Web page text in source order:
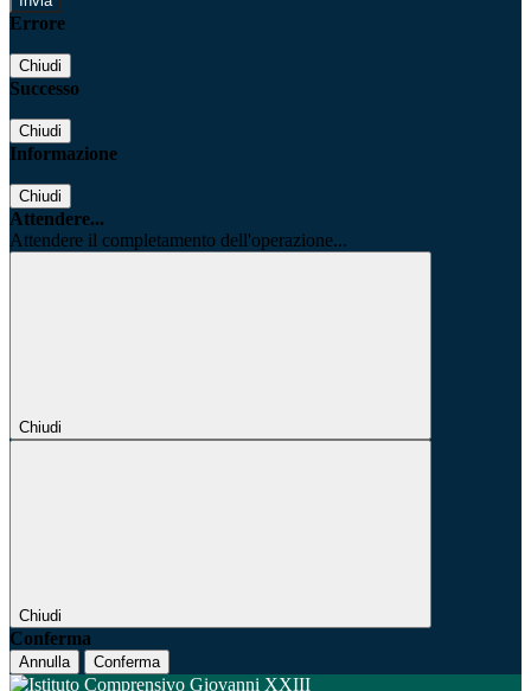
Errore
Chiudi
Successo
Chiudi
Informazione
Chiudi
Attendere...
Attendere il completamento dell'operazione...
Chiudi
Chiudi
Conferma
Annulla Conferma